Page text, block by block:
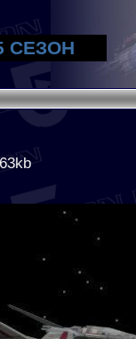
СЕЗОН